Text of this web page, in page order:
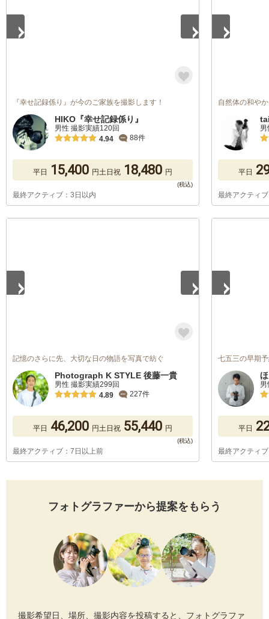
『幸せ記録係り』が今のご家族を撮影します！
HIKO『幸せ記録係り』
男性 撮影実績120回
4.94
88件
平日 15,400 円土日祝 18,480 円
最終アクティブ：3日以内
自然体の和や
平日
最終アクティ
記憶のさらに先、大切な日の物語を写真で紡ぐ
Photograph K STYLE 後藤一貴
男性 撮影実績299回
4.89
227件
平日 46,200 円土日祝 55,440 円
最終アクティブ：7日以上前
七五三の早期
平日
最終アクティ
フォトグラファーから提案をもらう
撮影希望日、場所、撮影内容を投稿すると、フォトグラファ